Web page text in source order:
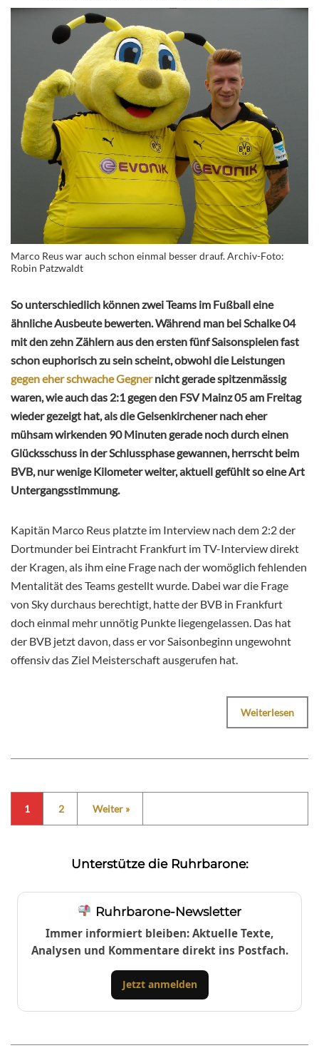
Marco Reus war auch schon einmal besser drauf. Archiv-Foto:
Robin Patzwaldt
So unterschiedlich können zwei Teams im Fußball eine
ähnliche Ausbeute bewerten. Während man bei Schalke 04
mit den zehn Zählern aus den ersten fünf Saisonspielen fast
schon euphorisch zu sein scheint, obwohl die Leistungen
gegen eher schwache Gegnernicht gerade spitzenmässig
waren, wie auch das 2:1 gegen den FSV Mainz 05 am Freitag
wieder gezeigt hat, als die Gelsenkirchener nach eher
mühsam wirkenden 90 Minuten gerade noch durch einen
Glücksschuss in der Schlussphase gewannen, herrscht beim
BVB, nur wenige Kilometer weiter, aktuell gefühlt so eine Art
Untergangsstimmung.
Kapitän Marco Reus platzte im Interview nach dem 2:2 der
Dortmunder bei Eintracht Frankfurt im TV-Interview direkt
der Kragen, als ihm eine Frage nach der womöglich fehlenden
Mentalität des Teams gestellt wurde. Dabei war die Frage
von Sky durchaus berechtigt, hatte der BVB in Frankfurt
doch einmal mehr unnötig Punkte liegengelassen. Das hat
der BVB jetzt davon, dass er vor Saisonbeginn ungewohnt
offensiv das Ziel Meisterschaft ausgerufen hat.
Weiterlesen
1 2 Weiter »
Unterstütze die Ruhrbarone:
Ruhrbarone-Newsletter
Immer informiert bleiben: Aktuelle Texte,
Analysen und Kommentare direkt ins Postfach.
Jetzt anmelden